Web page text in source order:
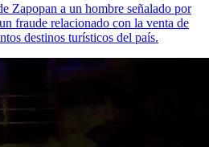
Zapopan a un hombre señalado por
fraude relacionado con la venta de
destinos turísticos del país.